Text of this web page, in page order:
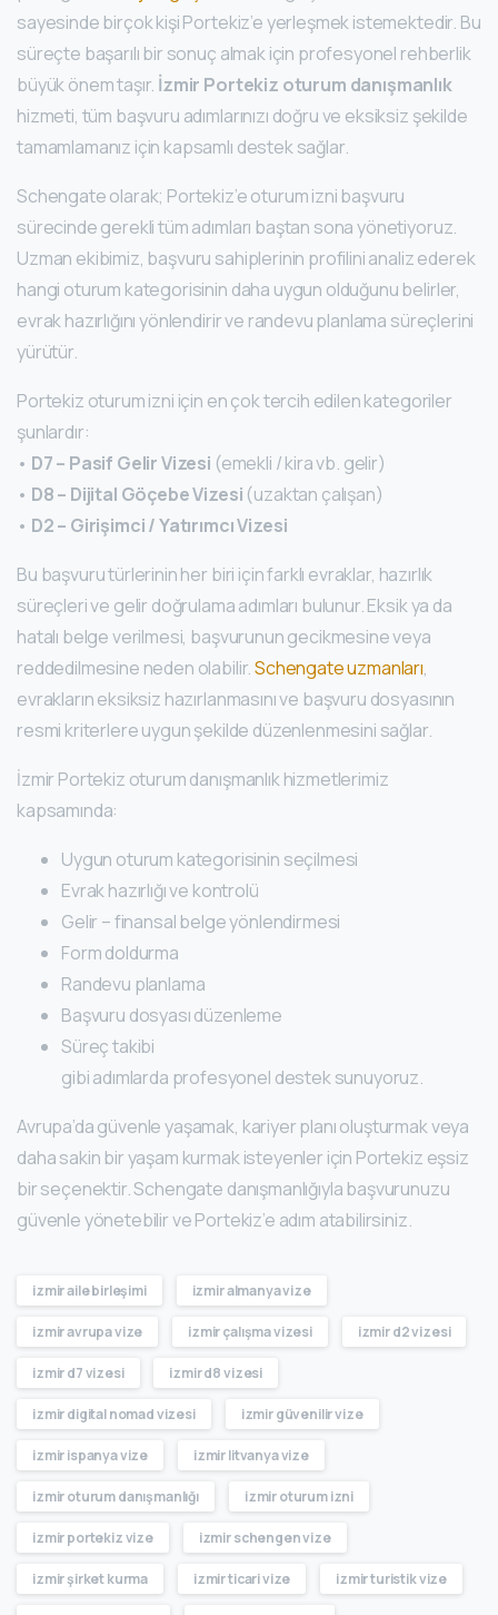
sayesinde birçok kişi Portekiz’e yerleşmek istemektedir. Bu
süreçte başarılı bir sonuç almak için profesyonel rehberlik
büyük önem taşır. İzmir Portekiz oturum danışmanlık
hizmeti, tüm başvuru adımlarınızı doğru ve eksiksiz şekilde
tamamlamanız için kapsamlı destek sağlar.
Schengate olarak; Portekiz’e oturum izni başvuru
sürecinde gerekli tüm adımları baştan sona yönetiyoruz.
Uzman ekibimiz, başvuru sahiplerinin profilini analiz ederek
hangi oturum kategorisinin daha uygun olduğunu belirler,
evrak hazırlığını yönlendirir ve randevu planlama süreçlerini
yürütür.
Portekiz oturum izni için en çok tercih edilen kategoriler
şunlardır:
• D7 – Pasif Gelir Vizesi (emekli / kira vb. gelir)
• D8 – Dijital Göçebe Vizesi (uzaktan çalışan)
• D2 – Girişimci / Yatırımcı Vizesi
Bu başvuru türlerinin her biri için farklı evraklar, hazırlık
süreçleri ve gelir doğrulama adımları bulunur. Eksik ya da
hatalı belge verilmesi, başvurunun gecikmesine veya
reddedilmesine neden olabilir.Schengate uzmanları,
evrakların eksiksiz hazırlanmasını ve başvuru dosyasının
resmi kriterlere uygun şekilde düzenlenmesini sağlar.
İzmir Portekiz oturum danışmanlık hizmetlerimiz
kapsamında:
Uygun oturum kategorisinin seçilmesi
Evrak hazırlığı ve kontrolü
Gelir – finansal belge yönlendirmesi
Form doldurma
Randevu planlama
Başvuru dosyası düzenleme
Süreç takibi
gibi adımlarda profesyonel destek sunuyoruz.
Avrupa’da güvenle yaşamak, kariyer planı oluşturmak veya
daha sakin bir yaşam kurmak isteyenler için Portekiz eşsiz
bir seçenektir. Schengate danışmanlığıyla başvurunuzu
güvenle yönetebilir ve Portekiz’e adım atabilirsiniz.
izmir aile birleşimi izmir almanya vize
izmir avrupa vize izmir çalışma vizesi izmir d2 vizesi
izmir d7 vizesi izmir d8 vizesi
izmir digital nomad vizesi izmir güvenilir vize
izmir ispanya vize izmir litvanya vize
izmir oturum danışmanlığı izmir oturum izni
izmir portekiz vize izmir schengen vize
izmir şirket kurma izmir ticari vize izmir turistik vize